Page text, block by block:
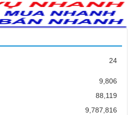
24
9,806
88,119
9,787,816